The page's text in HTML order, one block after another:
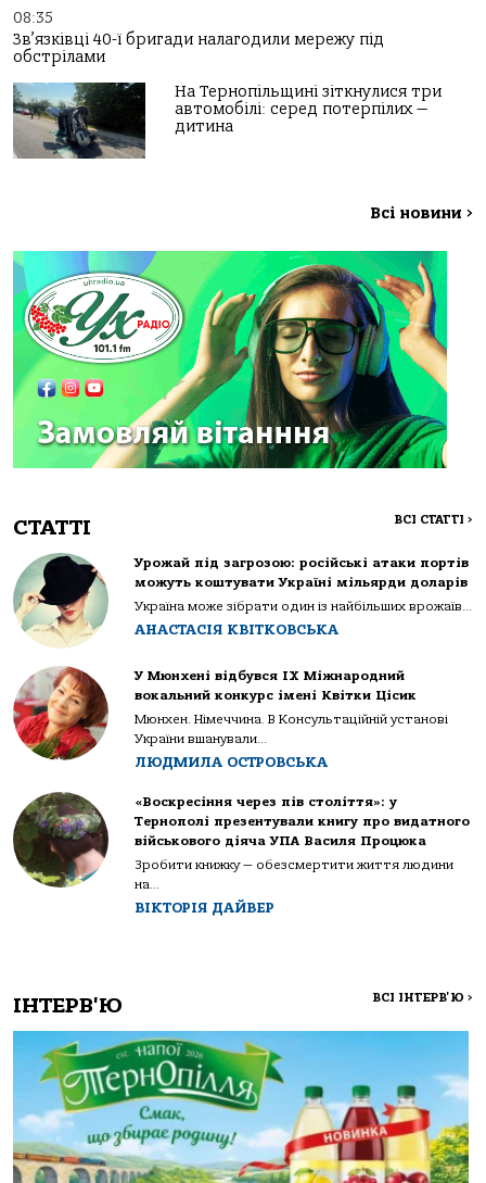
08:35
Зв’язківці 40-ї бригади налагодили мережу під
обстрілами
На Тернопільщині зіткнулися три
автомобілі: серед потерпілих —
дитина
Всі новини >
СТАТТІ ВСІ СТАТТІ >
Урожай під загрозою: російські атаки портів
можуть коштувати Україні мільярди доларів
Україна може зібрати один із найбільших врожаїв...
АНАСТАСІЯ КВІТКОВСЬКА
У Мюнхені відбувся IX Міжнародний
вокальний конкурс імені Квітки Цісик
Мюнхен. Німеччина. В Консультаційній установі
України вшанували...
ЛЮДМИЛА ОСТРОВСЬКА
«Воскресіння через пів століття»: у
Тернополі презентували книгу про видатного
військового діяча УПА Василя Процюка
Зробити книжку — обезсмертити життя людини
на...
ВІКТОРІЯ ДАЙВЕР
ІНТЕРВ'Ю ВСІ ІНТЕРВ'Ю >